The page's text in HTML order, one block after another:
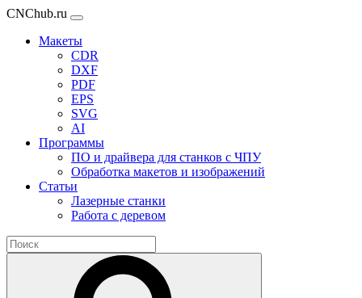
CNChub.ru
Макеты
CDR
DXF
PDF
EPS
SVG
AI
Программы
ПО и драйвера для станков с ЧПУ
Обработка макетов и изображений
Статьи
Лазерные станки
Работа с деревом